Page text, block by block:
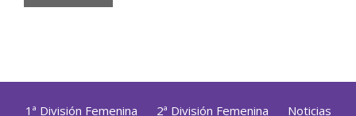
1ª División Femenina 2ª División Femenina Noticias